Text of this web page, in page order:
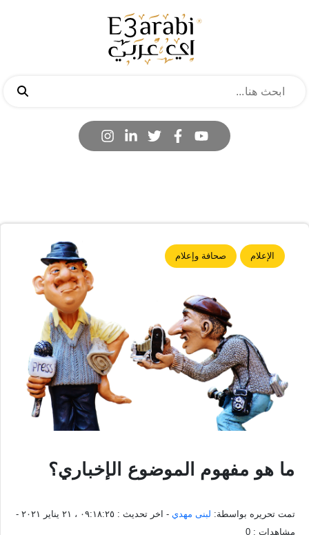
الإعلام صحافة وإعلام
ما هو مفهوم الموضوع الإخباري؟
تمت تحريره بواسطة: لبنى مهدي - اخر تحديث : ٠٩:١٨:٢٥ ، ٢١ يناير ٢٠٢١
-
مشاهدات : 0